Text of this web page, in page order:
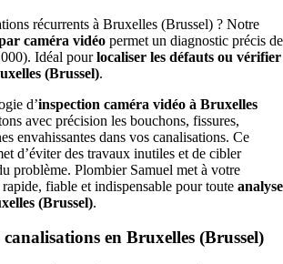
récurrents à Bruxelles (Brussel) ? Notre
caméra vidéo permet un diagnostic précis de
Idéal pourlocaliser les défauts ou vérifier
(Brussel).
d’inspection caméra vidéo à Bruxelles
avec précision les bouchons, fissures,
envahissantes dans vos canalisations. Ce
d’éviter des travaux inutiles et de cibler
problème. Plombier Samuel met à votre
fiable et indispensable pour toute analyse
(Brussel).
en Bruxelles (Brussel)